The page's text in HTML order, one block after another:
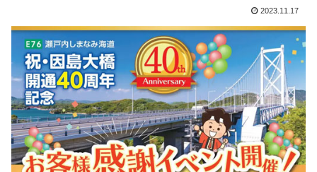
2023.11.17